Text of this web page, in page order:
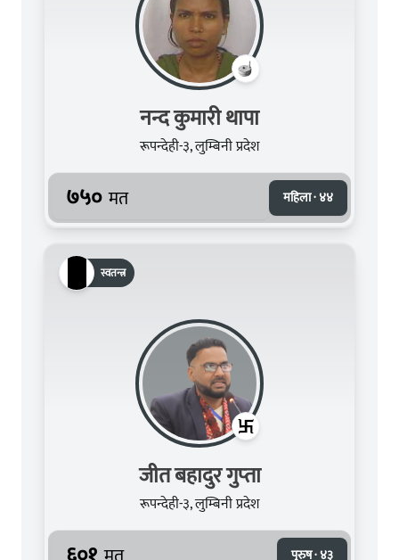
नन्द कुमारी थापा
रूपन्देही-३, लुम्बिनी प्रदेश
७५० मत महिला · ४४
स्वतन्त्र
जीत बहादुर गुप्‍ता
रूपन्देही-३, लुम्बिनी प्रदेश
पुरुष · ४३